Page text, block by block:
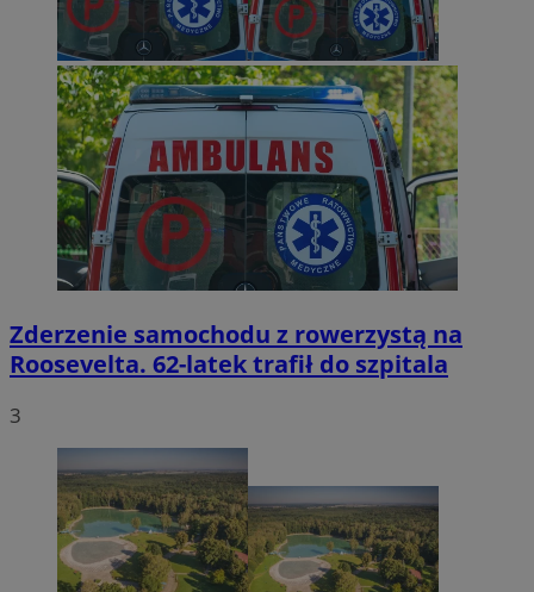
Zderzenie samochodu z rowerzystą na
Roosevelta. 62-latek trafił do szpitala
3